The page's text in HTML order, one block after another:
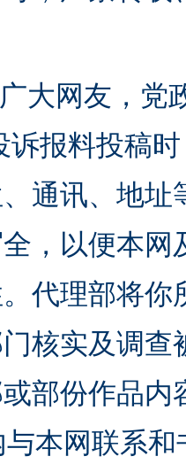
大网友，党
诉报料投稿
通讯、地
，以便本
代理部将
核实及调
部份作品
本网联系